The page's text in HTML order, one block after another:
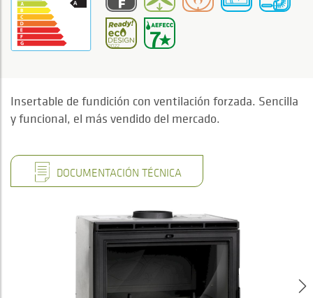
Insertable de fundición con ventilación forzada. Sencilla
y funcional, el más vendido del mercado.
DOCUMENTACIÓN TÉCNICA